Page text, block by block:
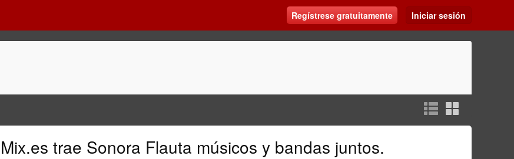
Regístrese gratuitamente Iniciar sesión
trae Sonora Flauta músicos y bandas juntos.